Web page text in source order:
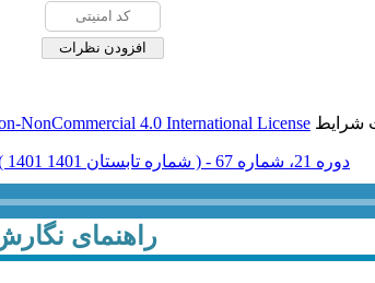
شرایط NonCommercial 4.0 International License
دوره 21، شماره 67 - ( شماره تابستان 1401 1401 )
راهنمای